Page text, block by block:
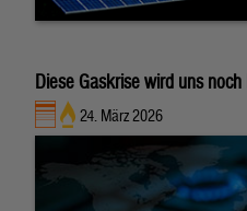
Diese Gaskrise wird uns
24. März 2026